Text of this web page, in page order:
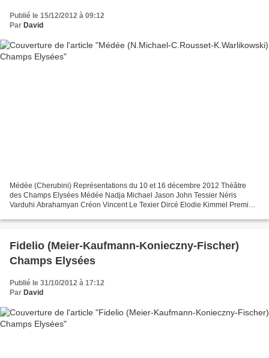
Publié le 15/12/2012 à 09:12
Par David
Médée (Cherubini) Représentations du 10 et 16 décembre 2012 Théâtre
des Champs Elysées Médée Nadja Michael Jason John Tessier Néris
Varduhi Abrahamyan Créon Vincent Le Texier Dircé Elodie Kimmel Première
Fidelio (Meier-Kaufmann-Konieczny-Fischer)
Champs Elysées
Publié le 31/10/2012 à 17:12
Par David